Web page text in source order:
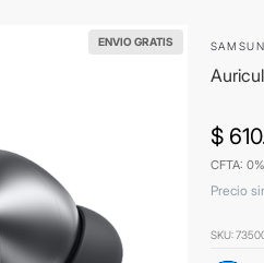
ENVIO GRATIS
$ 610
CFTA: 0%
Precio
SKU: